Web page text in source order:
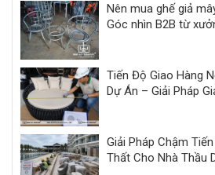
Nên mua ghế giả
Góc nhìn B2B từ
Tiến Độ Giao Hàng
Dự Án – Giải Pháp
Giải Pháp Chậm
Thất Cho Nhà Thầu